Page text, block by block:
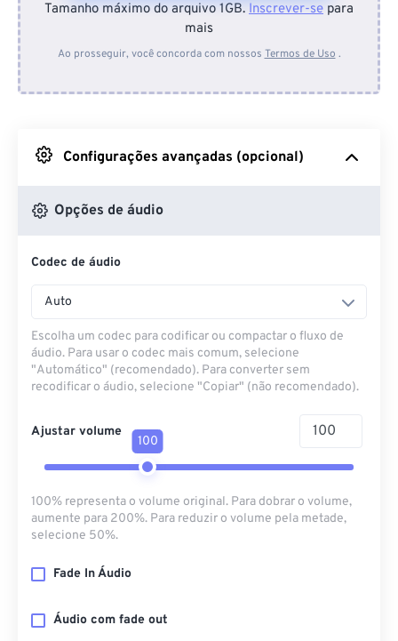
Do dispositivo
Do Google Drive
Do OneDrive
Tamanho máximo do arquivo 1GB. Inscrever-se para
mais
Ao prosseguir, você concorda com nossos Termos de Uso .
Configurações avançadas (opcional)
Opções de áudio
Codec de áudio
Auto
Escolha um codec para codificar ou compactar o fluxo de
áudio. Para usar o codec mais comum, selecione
"Automático" (recomendado). Para converter sem
recodificar o áudio, selecione "Copiar" (não recomendado).
Ajustar volume
100
100% representa o volume original. Para dobrar o volume,
aumente para 200%. Para reduzir o volume pela metade,
selecione 50%.
Fade In Áudio
Áudio com fade out